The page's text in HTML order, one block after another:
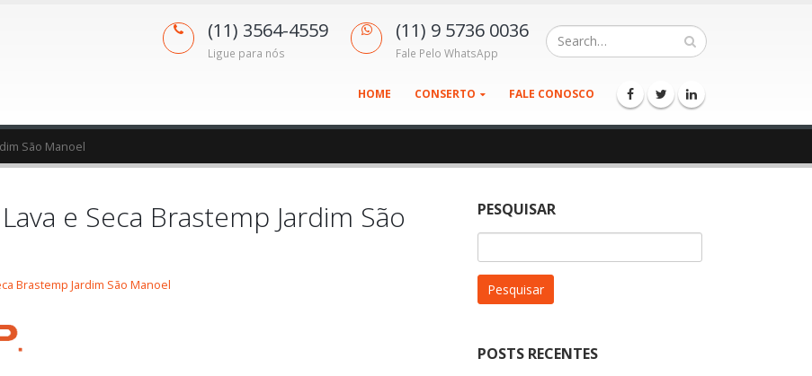
(11) 3564-4559
Ligue para nós
(11) 9 5736 0036
Fale Pelo WhatsApp
HOME CONSERTO FALE CONOSCO
São Manoel
e Seca Brastemp Jardim São
Brastemp Jardim São Manoel
PESQUISAR
por:
POSTS RECENTES